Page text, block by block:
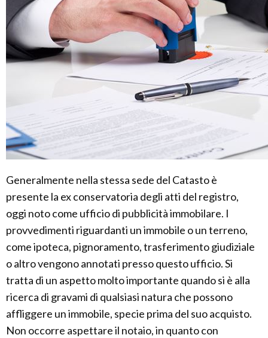
Generalmente nella stessa sede del Catasto è
presente la ex conservatoria degli atti del registro,
oggi noto come ufficio di pubblicità immobilare. I
provvedimenti riguardanti un immobile o un terreno,
come ipoteca, pignoramento, trasferimento giudiziale
o altro vengono annotati presso questo ufficio. Si
tratta di un aspetto molto importante quando si è alla
ricerca di gravami di qualsiasi natura che possono
affliggere un immobile, specie prima del suo acquisto.
Non occorre aspettare il notaio, in quanto con